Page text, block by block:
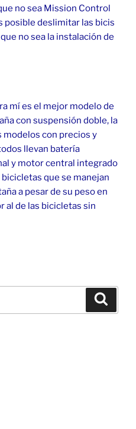
no sea Mission Control
posible deslimitar las bicis
no sea la instalación de
mí es el mejor modelo de
con suspensión doble, la
modelos con precios y
llevan batería
y motor central integrado
que se manejan
a pesar de su peso en
al de las bicicletas sin